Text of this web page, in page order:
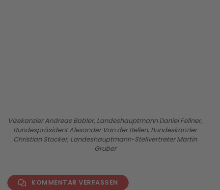
Vizekanzler Andreas Babler, Landeshauptmann Daniel Fellner,
Bundespräsident Alexander Van der Bellen, Bundeskanzler
Christian Stocker, Landeshauptmann-Stellvertreter Martin
Gruber
KOMMENTAR VERFASSEN